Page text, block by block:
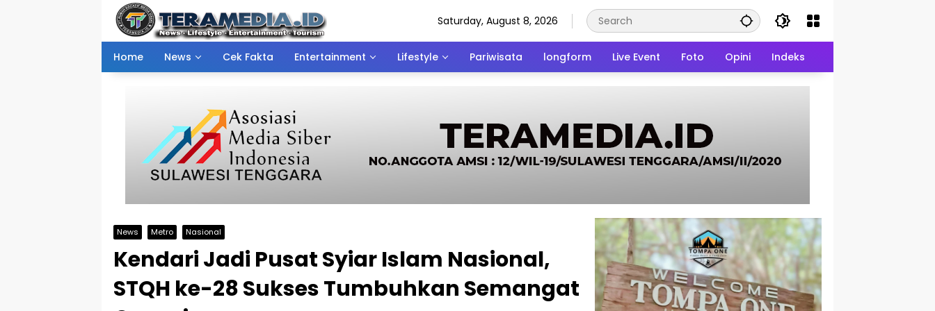
Saturday, August 8, 2026
Home News Cek Fakta Entertainment Lifestyle Pariwisata longform Live Event Foto Opini Indeks
News Metro Nasional
Kendari Jadi Pusat Syiar Islam Nasional,
STQH ke-28 Sukses Tumbuhkan Semangat